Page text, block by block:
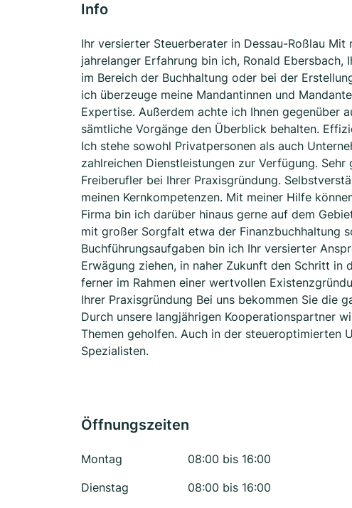
Info
Ihr versierter Steuerberater in Dessau-Roßlau
jahrelanger Erfahrung bin ich, Ronald
im Bereich der Buchhaltung oder bei der
ich überzeuge meine Mandantinnen und
Expertise. Außerdem achte ich Ihnen gegenüber
sämtliche Vorgänge den Überblick behalten.
Ich stehe sowohl Privatpersonen als auch
zahlreichen Dienstleistungen zur Verfügung.
Freiberufler bei Ihrer Praxisgründung.
meinen Kernkompetenzen. Mit meiner Hilfe
Firma bin ich darüber hinaus gerne auf dem
mit großer Sorgfalt etwa der Finanzbuchhaltung
Buchführungsaufgaben bin ich Ihr versierter
Erwägung ziehen, in naher Zukunft den Schritt
ferner im Rahmen einer wertvollen
Ihrer Praxisgründung Bei uns bekommen Sie die
Durch unsere langjährigen Kooperationspartner
Themen geholfen. Auch in der steueroptimierten
Spezialisten.
Öffnungszeiten
Montag
08:00 bis 16:00
Dienstag
08:00 bis 16:00